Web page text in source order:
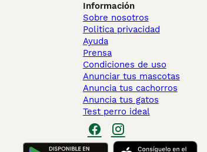
Información
Sobre nosotros
Politica privacidad
Ayuda
Prensa
Condiciones de uso
Anunciar tus mascotas
Anuncia tus cachorros
Anuncia tus gatos
Test perro ideal